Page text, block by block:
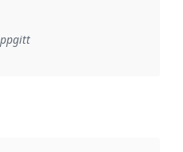
til en implementasjonsregel